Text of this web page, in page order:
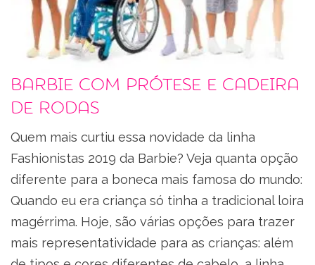
Barbie com prótese e cadeira
de rodas
Quem mais curtiu essa novidade da linha
Fashionistas 2019 da Barbie? Veja quanta opção
diferente para a boneca mais famosa do mundo:
Quando eu era criança só tinha a tradicional loira
magérrima. Hoje, são várias opções para trazer
mais representatividade para as crianças: além